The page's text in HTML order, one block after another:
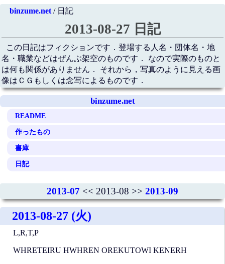
binzume.net/ 日記
2013-08-27 日記
この日記はフィクションです．登場する人名・団体名・地
名・職業などはぜんぶ架空のものです． なので実際のものと
は何も関係がありません． それから，写真のように見える画
像はＣＧもしくは念写によるものです．
binzume.net
README
作ったもの
書庫
日記
2013-07 << 2013-08 >> 2013-09
2013-08-27 (火)
L,R,T,P
WHRETEIRU HWHREN OREKUTOWI KENERH